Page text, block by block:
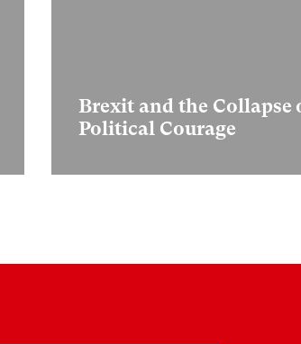
Brexit and the Collapse
Political Courage